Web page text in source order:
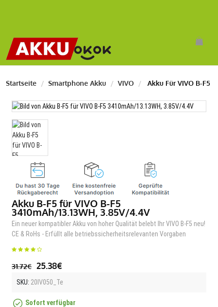
Startseite Smartphone Akku VIVO Akku Für VIVO B-F5
Akku B-F5 für VIVO B-F5
3410mAh/13.13WH, 3.85V/4.4V
Ein neuer kompatibler Akku von hoher Qualität belebt Ihr VIVO B-F5 neu!
CE & RoHs - Erfüllt alle betriebssicherheitsrelevanten Vorgaben
31.72€ 25.38€
SKU: 20IV050_Te
Sofort verfügbar